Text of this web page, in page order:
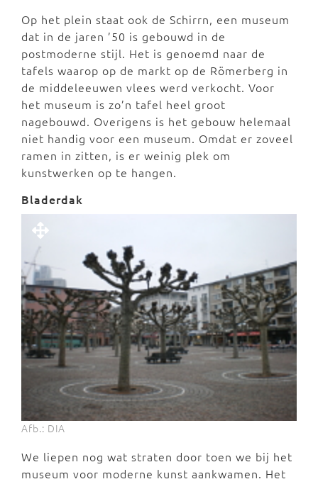
Op het plein staat ook de Schirrn, een museum
dat in de jaren ’50 is gebouwd in de
postmoderne stijl. Het is genoemd naar de
tafels waarop op de markt op de Römerberg in
de middeleeuwen vlees werd verkocht. Voor
het museum is zo’n tafel heel groot
nagebouwd. Overigens is het gebouw helemaal
niet handig voor een museum. Omdat er zoveel
ramen in zitten, is er weinig plek om
kunstwerken op te hangen.
Bladerdak
Afb.: DIA
We liepen nog wat straten door toen we bij het
museum voor moderne kunst aankwamen. Het